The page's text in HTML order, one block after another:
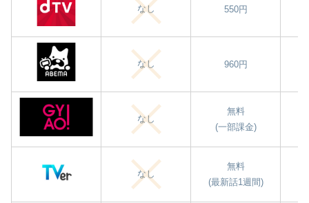
なし 550円
なし 960円
なし
無料
(一部課金)
なし
無料
(最新話1週間)